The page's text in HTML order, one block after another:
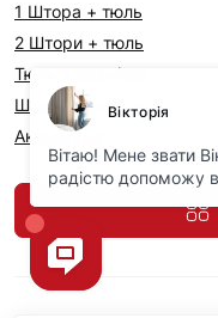
1 Штора + тюль
2 Штори + тюль
Тюль в розмірах
Штори на метраж
Аксесуари